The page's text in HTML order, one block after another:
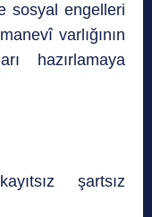
sosyal engelleri
varlığının
hazırlamaya
şartsız